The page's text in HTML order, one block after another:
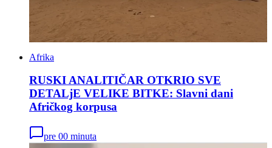
Afrika
RUSKI ANALITIČAR OTKRIO SVE
DETALjE VELIKE BITKE: Slavni dani
Afričkog korpusa
pre 00 minuta